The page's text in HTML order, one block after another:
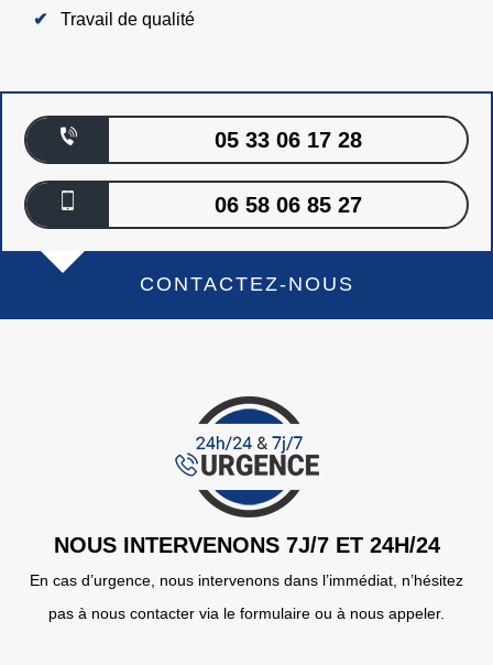
Travail de qualité
05 33 06 17 28
06 58 06 85 27
CONTACTEZ-NOUS
NOUS INTERVENONS 7J/7 ET 24H/24
En cas d’urgence, nous intervenons dans l’immédiat, n’hésitez
pas à nous contacter via le formulaire ou à nous appeler.